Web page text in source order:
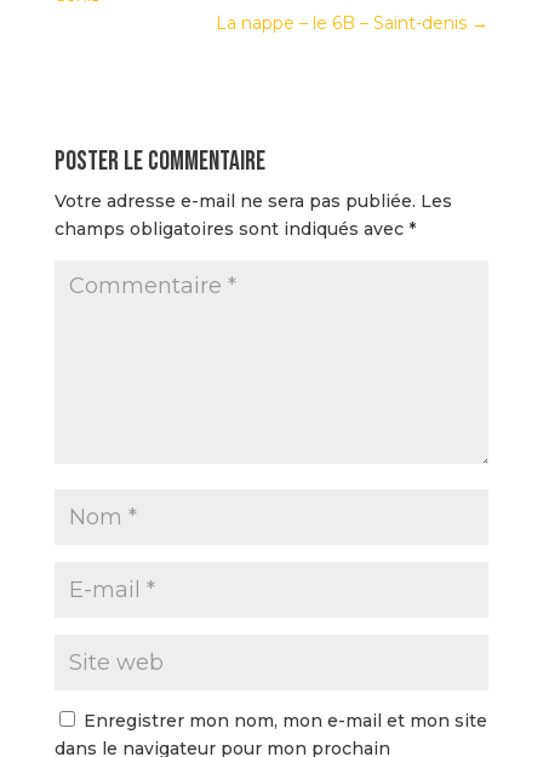
La nappe – le 6B – Saint-denis →
Poster le commentaire
Votre adresse e-mail ne sera pas publiée. Les
champs obligatoires sont indiqués avec *
Enregistrer mon nom, mon e-mail et mon site
dans le navigateur pour mon prochain